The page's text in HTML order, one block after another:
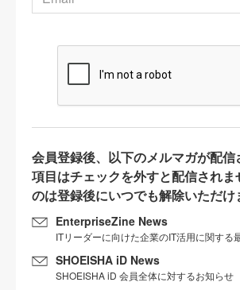
会員登録後、以下のメルマガが配
項目はチェックを外すと配信されま
のは登録後にいつでも解除いただけ
EnterpriseZine News
ITリーダーに向けた企業のIT活用に関する
SHOEISHA iD News
SHOEISHA iD 会員全体に対するお知らせ